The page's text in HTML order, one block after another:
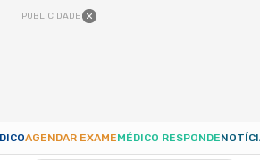
PUBLICIDADE
AGENDAR EXAMEMÉDICO RESPONDE